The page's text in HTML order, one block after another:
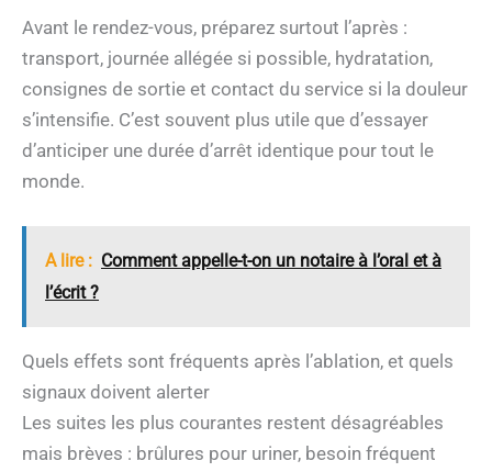
Avant le rendez-vous, préparez surtout l’après :
transport, journée allégée si possible, hydratation,
consignes de sortie et contact du service si la douleur
s’intensifie. C’est souvent plus utile que d’essayer
d’anticiper une durée d’arrêt identique pour tout le
monde.
A lire : Comment appelle-t-on un notaire à l’oral et à
l’écrit ?
Quels effets sont fréquents après l’ablation, et quels
signaux doivent alerter
Les suites les plus courantes restent désagréables
mais brèves : brûlures pour uriner, besoin fréquent